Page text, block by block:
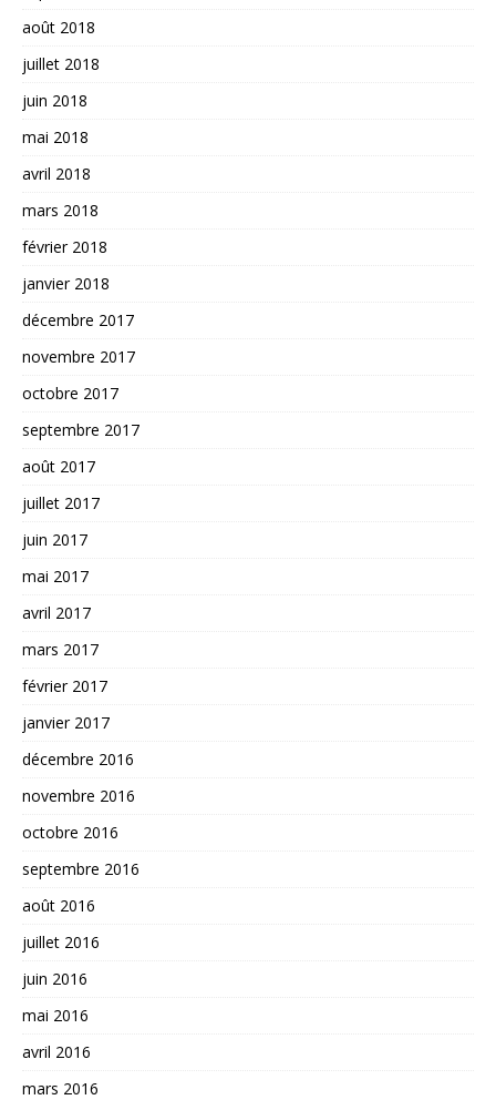
août 2018
juillet 2018
juin 2018
mai 2018
avril 2018
mars 2018
février 2018
janvier 2018
décembre 2017
novembre 2017
octobre 2017
septembre 2017
août 2017
juillet 2017
juin 2017
mai 2017
avril 2017
mars 2017
février 2017
janvier 2017
décembre 2016
novembre 2016
octobre 2016
septembre 2016
août 2016
juillet 2016
juin 2016
mai 2016
avril 2016
mars 2016